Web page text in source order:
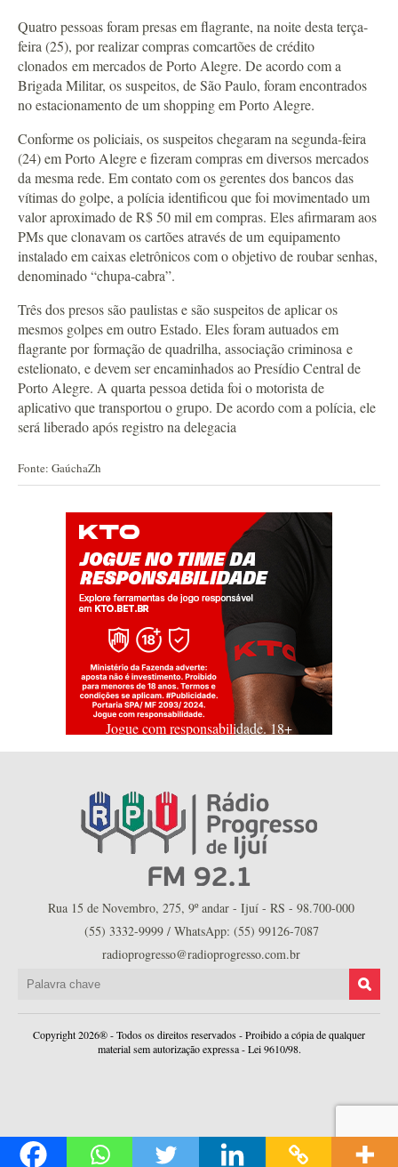
Quatro pessoas foram presas em flagrante, na noite desta terça-
feira (25), por realizar compras comcartões de crédito
clonados em mercados de Porto Alegre. De acordo com a
Brigada Militar, os suspeitos, de São Paulo, foram encontrados
no estacionamento de um shopping em Porto Alegre.
Conforme os policiais, os suspeitos chegaram na segunda-feira
(24) em Porto Alegre e fizeram compras em diversos mercados
da mesma rede. Em contato com os gerentes dos bancos das
vítimas do golpe, a polícia identificou que foi movimentado um
valor aproximado de R$ 50 mil em compras. Eles afirmaram aos
PMs que clonavam os cartões através de um equipamento
instalado em caixas eletrônicos com o objetivo de roubar senhas,
denominado “chupa-cabra”.
Três dos presos são paulistas e são suspeitos de aplicar os
mesmos golpes em outro Estado. Eles foram autuados em
flagrante por formação de quadrilha, associação criminosa e
estelionato, e devem ser encaminhados ao Presídio Central de
Porto Alegre. A quarta pessoa detida foi o motorista de
aplicativo que transportou o grupo. De acordo com a polícia, ele
será liberado após registro na delegacia
Fonte: GaúchaZh
Jogue com responsabilidade. 18+
Rua 15 de Novembro, 275, 9º andar - Ijuí - RS - 98.700-000
(55) 3332-9999 / WhatsApp: (55) 99126-7087
radioprogresso@radioprogresso.com.br
Copyright 2026® - Todos os direitos reservados - Proibido a cópia de qualquer
material sem autorização expressa - Lei 9610/98.